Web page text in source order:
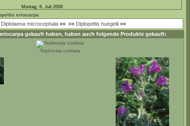
Montag, 6. Juli 2009
eriocarpa
Diplolaena microcephala «« »» Diplopeltis huegelii »»
gekauft haben, haben auch folgende Produkte gekauft:
Tephrosia cordata